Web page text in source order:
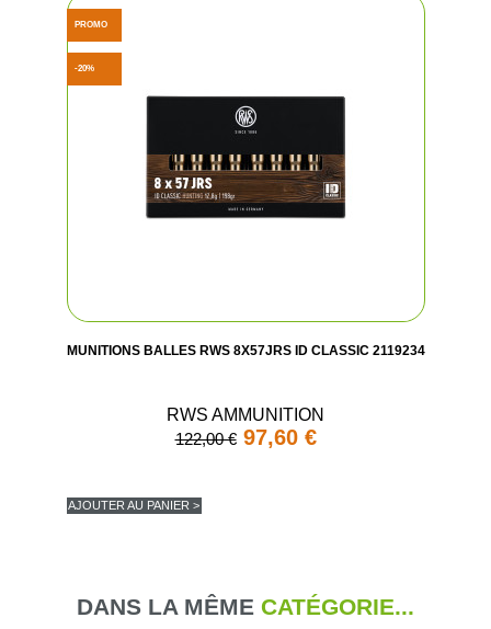
MUNITIONS BALLES RWS 8X57JRS ID CLASSIC 2119234
RWS AMMUNITION
122,00 € 97,60 €
AJOUTER AU PANIER >
PROMO
-20%
DANS LA MÊME CATÉGORIE...